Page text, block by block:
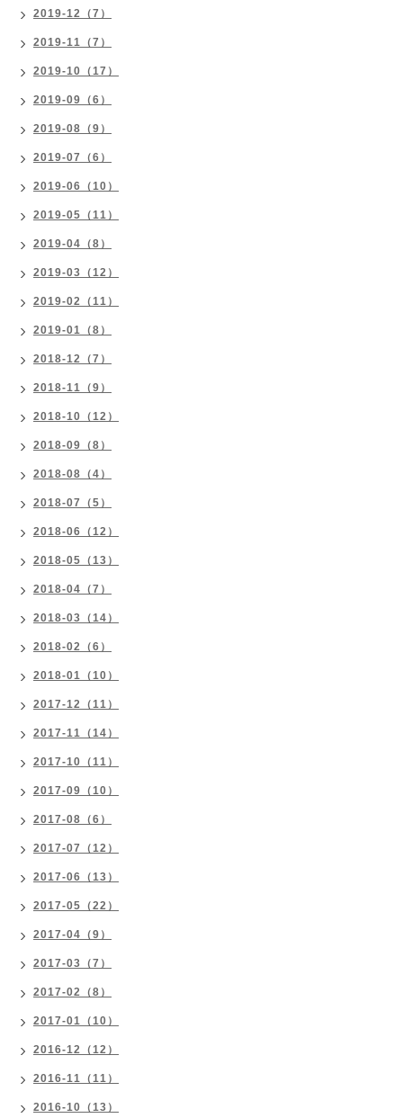
2019-12（7）
2019-11（7）
2019-10（17）
2019-09（6）
2019-08（9）
2019-07（6）
2019-06（10）
2019-05（11）
2019-04（8）
2019-03（12）
2019-02（11）
2019-01（8）
2018-12（7）
2018-11（9）
2018-10（12）
2018-09（8）
2018-08（4）
2018-07（5）
2018-06（12）
2018-05（13）
2018-04（7）
2018-03（14）
2018-02（6）
2018-01（10）
2017-12（11）
2017-11（14）
2017-10（11）
2017-09（10）
2017-08（6）
2017-07（12）
2017-06（13）
2017-05（22）
2017-04（9）
2017-03（7）
2017-02（8）
2017-01（10）
2016-12（12）
2016-11（11）
2016-10（13）